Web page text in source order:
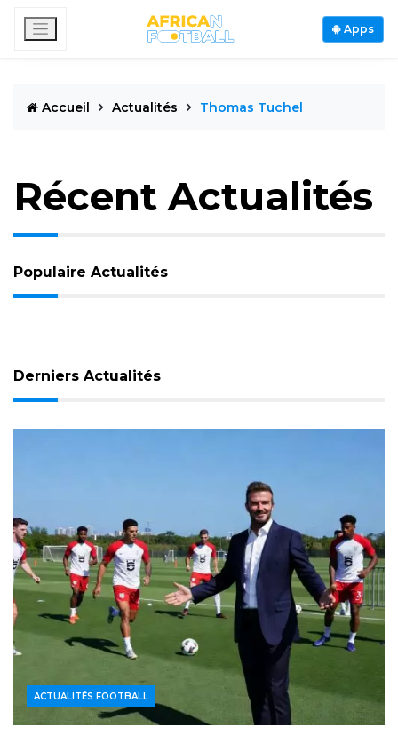
Apps
Accueil Actualités Thomas Tuchel
Récent Actualités
Populaire Actualités
Derniers Actualités
ACTUALITÉS FOOTBALL